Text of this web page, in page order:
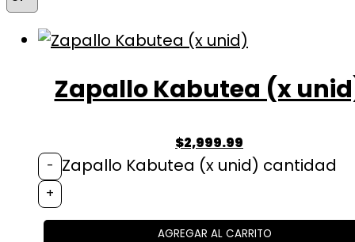
Zapallo Kabutea (x
$2,999.99
- Zapallo Kabutea (x unid) cantidad
+
AGREGAR AL CARRITO